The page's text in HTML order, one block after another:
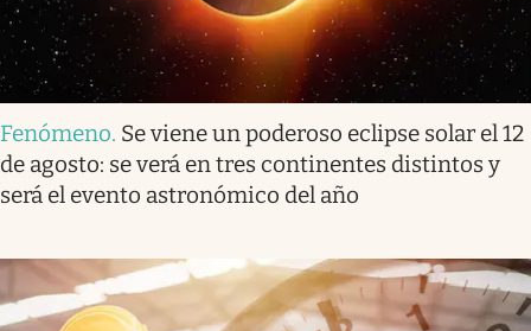
Fenómeno. Se viene un poderoso eclipse solar el 12
de agosto: se verá en tres continentes distintos y
será el evento astronómico del año